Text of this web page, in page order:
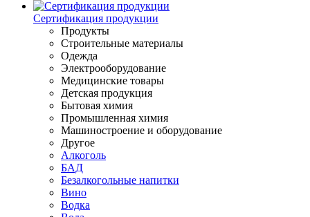
Сертификация продукции
Продукты
Строительные материалы
Одежда
Электрооборудование
Медицинские товары
Детская продукция
Бытовая химия
Промышленная химия
Машиностроение и оборудование
Другое
Алкоголь
БАД
Безалкогольные напитки
Вино
Водка